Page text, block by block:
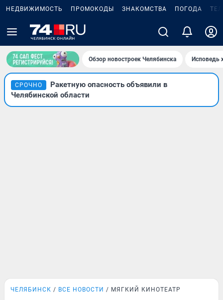
НЕДВИЖИМОСТЬ ПРОМОКОДЫ ЗНАКОМСТВА ПОГОДА
Обзор новостроек Челябинска Исповедь
СРОЧНО
Ракетную опасность объявили в
Челябинской области
ЧЕЛЯБИНСК ВСЕ НОВОСТИ МЯГКИЙ КИНОТЕАТР